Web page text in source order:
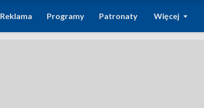
Reklama Programy Patronaty Więcej